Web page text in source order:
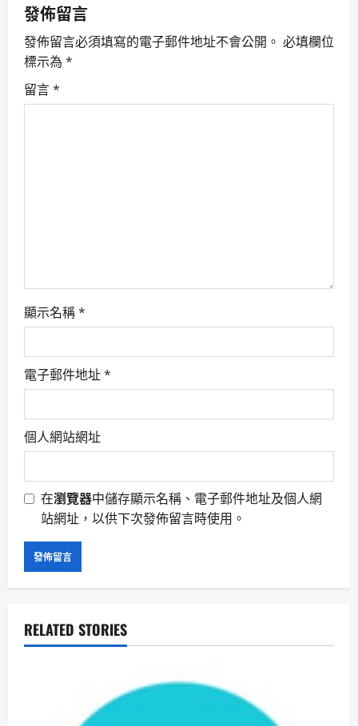
a
v
i
n
發佈留言
發佈留言必須填寫的電子郵件地址不會公開。 必填欄位
標示為 *
留言*
顯示名稱*
電子郵件地址*
個人網站網址
在瀏覽器中儲存顯示名稱、電子郵件地址及個人網
站網址，以供下次發佈留言時使用。
RELATED STORIES